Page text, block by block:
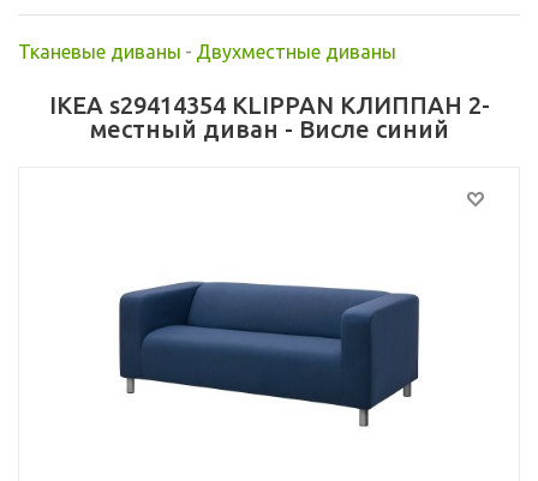
Тканевые диваны - Двухместные диваны
IKEA s29414354 KLIPPAN КЛИППАН 2-
местный диван - Висле синий